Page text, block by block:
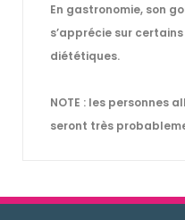
En gastronomie, son
s’apprécie sur
diététiques.
NOTE : les personnes
seront très